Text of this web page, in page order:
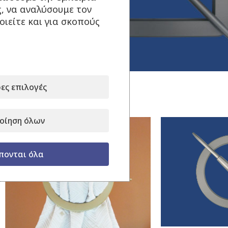
να αναλύσουμε τον
και για σκοπούς
επιλογές
όλων
όλα